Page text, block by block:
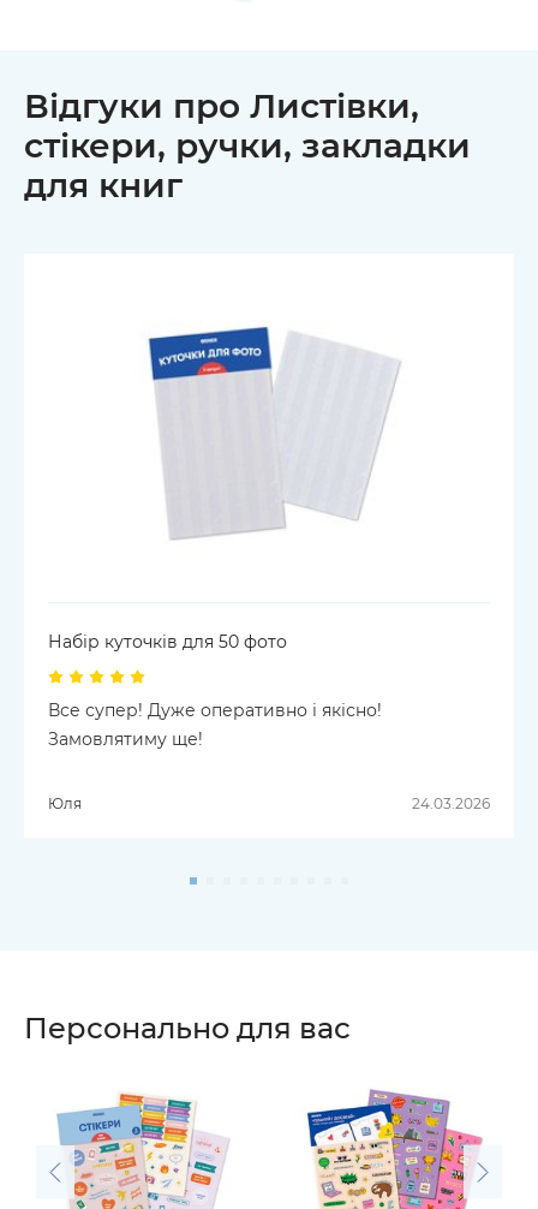
Відгуки про Листівки,
стікери, ручки, закладки
для книг
Набір куточків для 50 фото
Все супер! Дуже оперативно і якісно!
Замовлятиму ще!
Юля 24.03.2026
Персонально для вас